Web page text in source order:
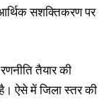
सशक्तिकरण पर
तैयार की
ऐसे में जिला स्तर की